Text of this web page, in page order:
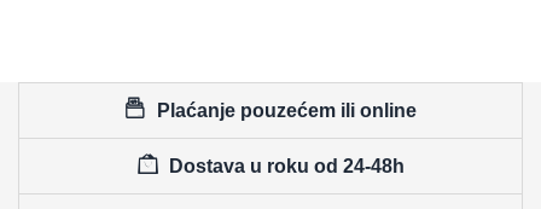
Plaćanje pouzećem ili online
Dostava u roku od 24-48h